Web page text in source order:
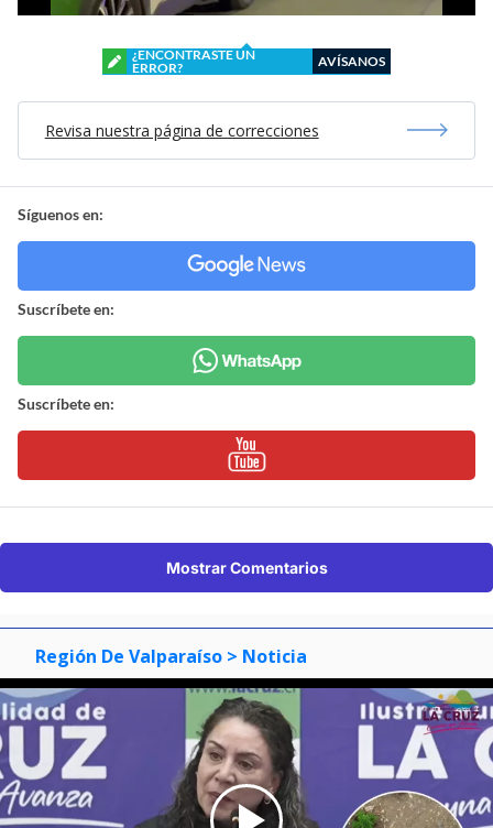
¿ENCONTRASTE UN
ERROR?
AVÍSANOS
Revisa nuestra página de correcciones
Síguenos en:
Suscríbete en:
Suscríbete en:
Mostrar Comentarios
Región De Valparaíso > Noticia